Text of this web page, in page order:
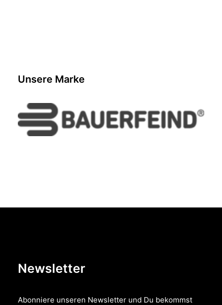
Unsere Marke
Newsletter
Abonniere unseren Newsletter und Du bekommst